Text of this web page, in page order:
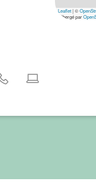
Leaflet|©
hébergé par